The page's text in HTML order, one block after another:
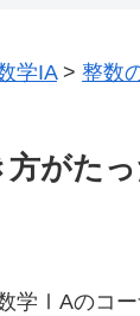
学IA> 整数
がた
学ⅠAのコー